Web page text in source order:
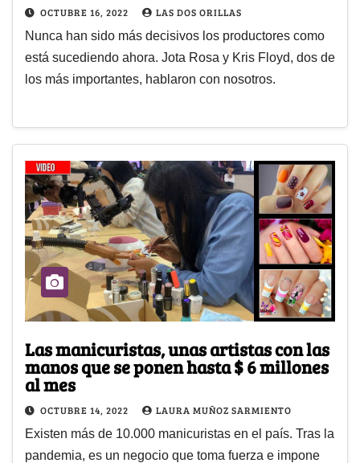
OCTUBRE 16, 2022 LAS DOS ORILLAS
Nunca han sido más decisivos los productores como
está sucediendo ahora. Jota Rosa y Kris Floyd, dos de
los más importantes, hablaron con nosotros.
Las manicuristas, unas artistas con las
manos que se ponen hasta $ 6 millones
al mes
OCTUBRE 14, 2022 LAURA MUÑOZ SARMIENTO
Existen más de 10.000 manicuristas en el país. Tras la
pandemia, es un negocio que toma fuerza e impone